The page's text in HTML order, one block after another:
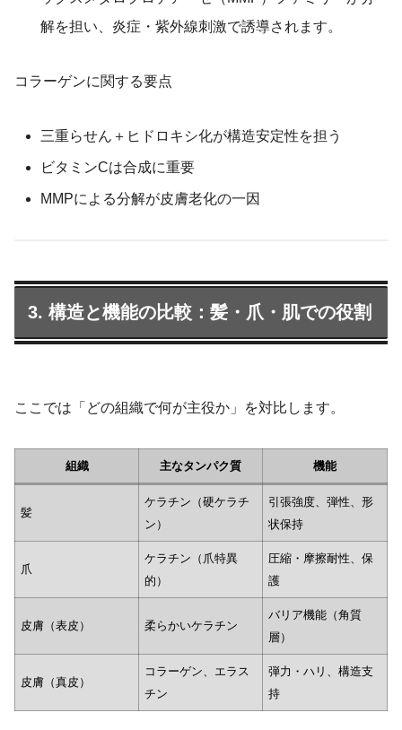
解を担い、炎症・紫外線刺激で誘導されます。
コラーゲンに関する要点
三重らせん＋ヒドロキシ化が構造安定性を担う
ビタミンCは合成に重要
MMPによる分解が皮膚老化の一因
3. 構造と機能の比較：髪・爪・肌での役割
ここでは「どの組織で何が主役か」を対比します。
組織 主なタンパク質 機能
髪
ケラチン（硬ケラチ
ン）
引張強度、弾性、形
状保持
爪
ケラチン（爪特異
的）
圧縮・摩擦耐性、保
護
皮膚（表皮） 柔らかいケラチン
バリア機能（角質
層）
皮膚（真皮）
コラーゲン、エラス
チン
弾力・ハリ、構造支
持